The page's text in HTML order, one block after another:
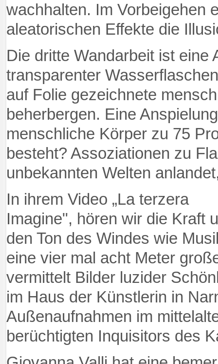
wachhalten. Im Vorbeigehen
aleatorischen Effekte die
Die dritte Wandarbeit ist eine
transparenter
auf Folie gezeichnete
beherbergen. Eine
menschliche Körper zu 75
besteht? Assoziationen zu
unbekannten Welten
In ihrem Video „La terzera
Imagine", hören wir die Kraft
den Ton des Windes wie
eine vier mal acht Meter
vermittelt Bilder luzider
im Haus der Künstlerin in
Außenaufnahmen im
berüchtigten Inquisitors des